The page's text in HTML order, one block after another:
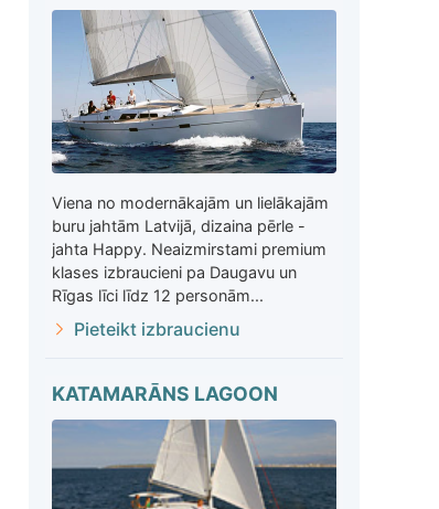
Viena no modernākajām un lielākajām
buru jahtām Latvijā, dizaina pērle -
jahta Happy. Neaizmirstami premium
klases izbraucieni pa Daugavu un
Rīgas līci līdz 12 personām...
Pieteikt izbraucienu
KATAMARĀNS LAGOON